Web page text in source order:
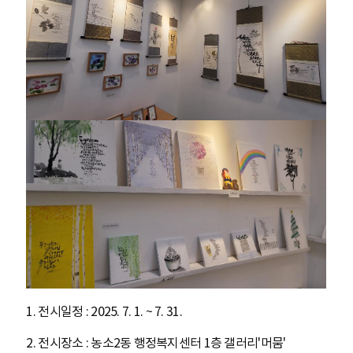
1. 전시일정 : 2025. 7. 1. ~ 7. 31.
2. 전시장소 : 농소2동 행정복지센터 1층 갤러리'머뭄'